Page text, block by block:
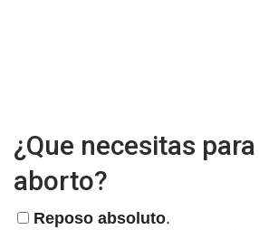
¿Que necesitas
aborto?
Reposo absoluto.